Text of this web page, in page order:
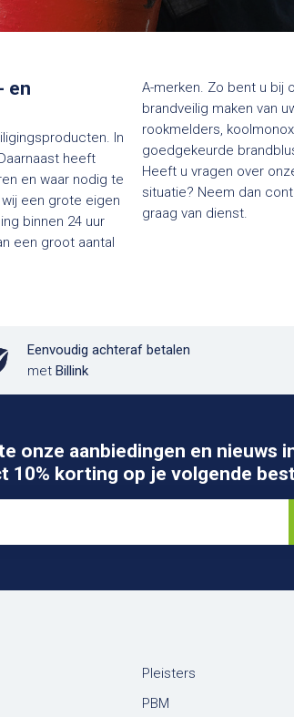
en
In
heeft
en waar nodig te
een grote eigen
binnen 24 uur
A-merken. Zo bent u bij
brandveilig maken van
rookmelders,
goedgekeurde
Heeft u vragen over
situatie? Neem dan
graag van dienst.
Eenvoudig achteraf betalen
met Billink
onze aanbiedingen en nieuws
10% korting op je volgende
Pleisters
PBM